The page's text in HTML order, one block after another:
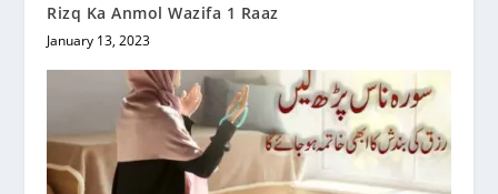
Rizq Ka Anmol Wazifa 1 Raaz
January 13, 2023